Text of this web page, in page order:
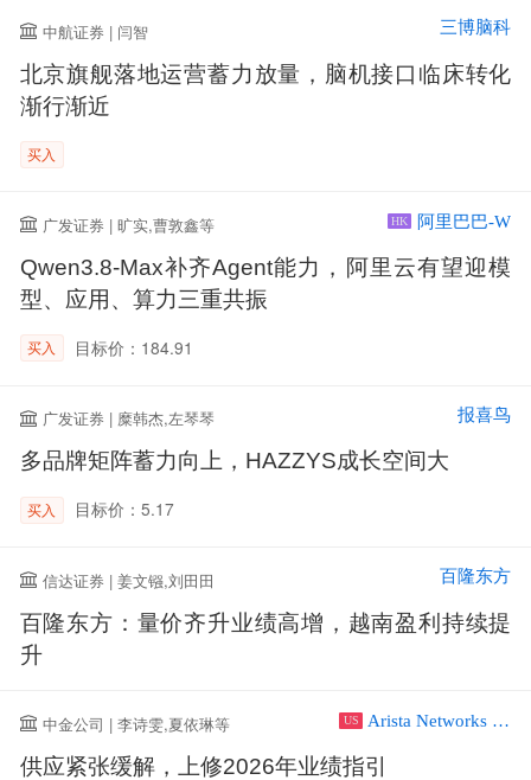
中航证券 | 闫智 三博脑科
北京旗舰落地运营蓄力放量，脑机接口临床转化
渐行渐近
买入
广发证券 | 旷实,曹敦鑫等 HK 阿里巴巴-W
Qwen3.8-Max补齐Agent能力，阿里云有望迎模
型、应用、算力三重共振
买入 目标价：184.91
广发证券 | 糜韩杰,左琴琴 报喜鸟
多品牌矩阵蓄力向上，HAZZYS成长空间大
买入 目标价：5.17
信达证券 | 姜文镪,刘田田 百隆东方
百隆东方：量价齐升业绩高增，越南盈利持续提
升
中金公司 | 李诗雯,夏依琳等 US Arista Networks Inc
供应紧张缓解，上修2026年业绩指引